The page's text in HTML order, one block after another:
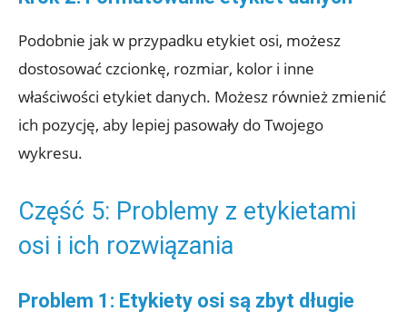
Podobnie jak w przypadku etykiet osi, możesz
dostosować czcionkę, rozmiar, kolor i inne
właściwości etykiet danych. Możesz również zmienić
ich pozycję, aby lepiej pasowały do Twojego
wykresu.
Część 5: Problemy z etykietami
osi i ich rozwiązania
Problem 1: Etykiety osi są zbyt długie